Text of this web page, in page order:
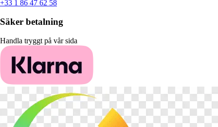
+33 1 86 47 62 58
Säker betalning
Handla tryggt på vår sida